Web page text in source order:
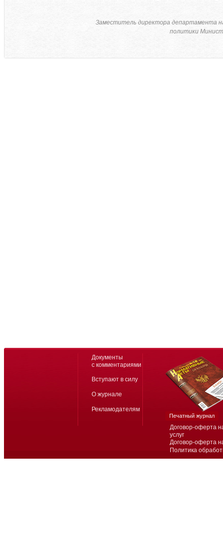
Заместитель директора департамента
политики
Договор-оферта
услуг
Договор-оферта
Политика
Документы
с комментариями
Вступают в силу
О журнале
Рекламодателям
Печатный журнал